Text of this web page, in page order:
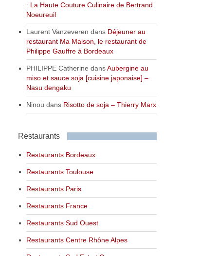
: La Haute Couture Culinaire de Bertrand
Noeureuil
Laurent Vanzeveren dans Déjeuner au
restaurant Ma Maison, le restaurant de
Philippe Gauffre à Bordeaux
PHILIPPE Catherine dansAubergine au
miso et sauce soja [cuisine japonaise] –
Nasu dengaku
Ninou dans Risotto de soja – Thierry Marx
Restaurants
Restaurants Bordeaux
Restaurants Toulouse
Restaurants Paris
Restaurants France
Restaurants Sud Ouest
Restaurants Centre Rhône Alpes